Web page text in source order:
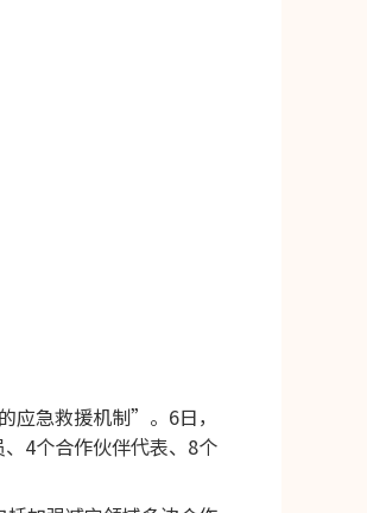
急救援机制”。6日，
4个合作伙伴代表、8个